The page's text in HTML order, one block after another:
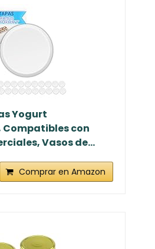
Yogurt
Compatibles con
Vasos de...
Comprar en Amazon